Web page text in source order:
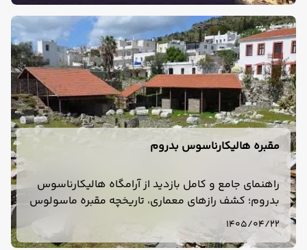
مقبره هالیکارناسوس بدروم
راهنمای جامع و کامل بازدید از آرامگاه هالیکارناسوس
بدروم؛ کشف رازهای معماری، تاریخچه مقبره ماسولوس
(ساتراپ هخامنشی) و سرنوشت این شاهکار در میان
عجایب هفتگانه جهان.
1405/04/22